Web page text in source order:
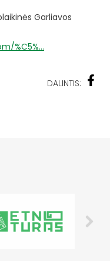
Garliavos
%C5%…
DALINTIS: